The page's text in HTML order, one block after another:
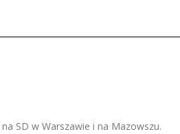
SD w Warszawie i na Mazowszu.